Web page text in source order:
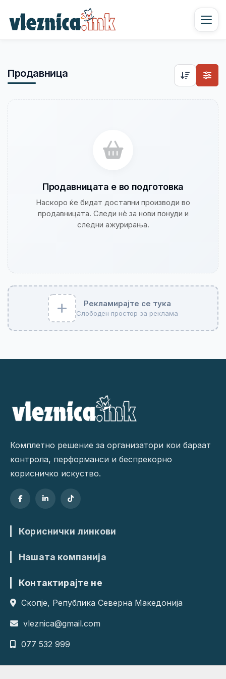
Продавница
Продавницата е во подготовка
Наскоро ќе бидат достапни производи во
продавницата. Следи нè за нови понуди и
следни ажурирања.
Рекламирајте се тука
Слободен простор за реклама
Комплетно решение за организатори кои бараат
контрола, перформанси и беспрекорно
корисничко искуство.
Кориснички линкови
Нашата компанија
Контактирајте не
Скопје, Република Северна Македонија
vleznica@gmail.com
077 532 999